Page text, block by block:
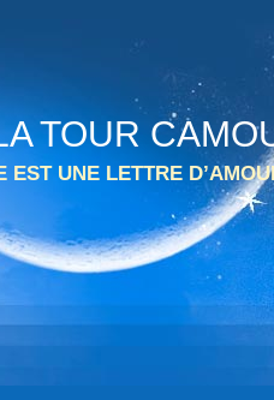
TOUR
EST UNE LETTRE